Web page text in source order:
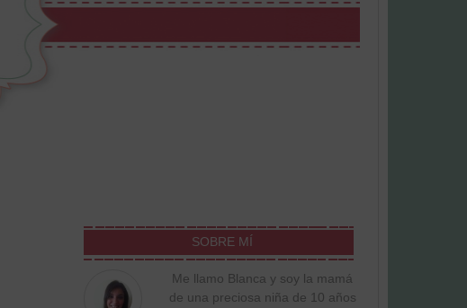
SOBRE MÍ
Me llamo Blanca y soy la mamá
de una preciosa niña de 10 años